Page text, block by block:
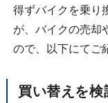
得ずバイクを乗り
が、バイクの売却
ので、以下にてご
買い替えを検